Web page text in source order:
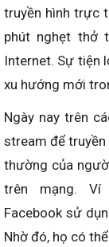
truyền hình trực
phút nghẹt thở
Internet. Sự tiện
xu hướng mới
Ngày nay trên
stream để
thường của
trên mạng.
Facebook sử
Nhờ đó, họ có